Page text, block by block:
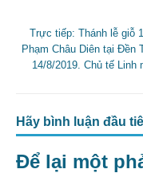
Trực tiếp: Thánh lễ giỗ
Phạm Châu Diên tại Đền
14/8/2019. Chủ tế Linh
Hãy bình luận đầu
Để lại một